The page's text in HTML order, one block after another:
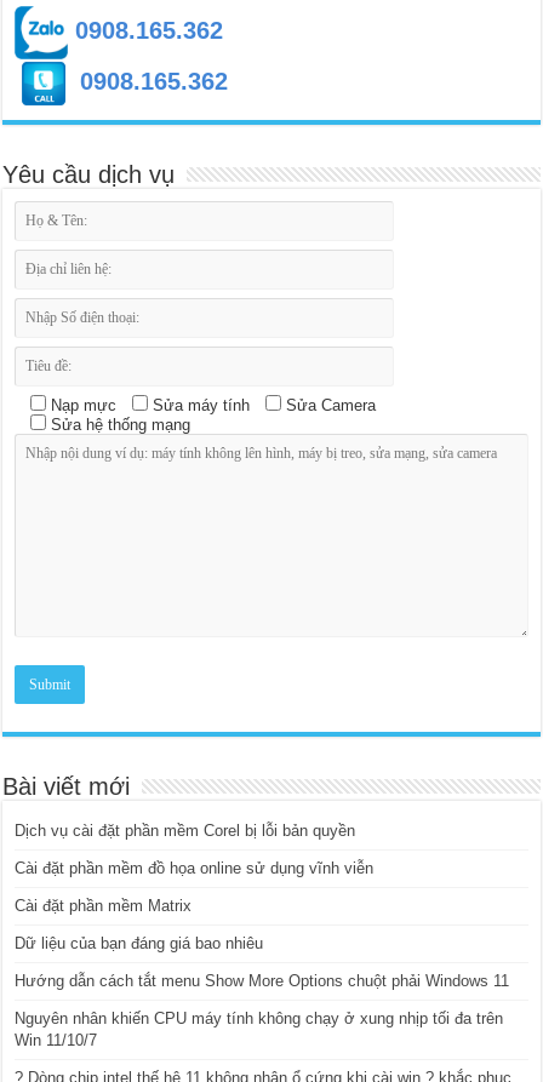
0908.165.362
0908.165.362
Yêu cầu dịch vụ
Nạp mực Sửa máy tính
Sửa Camera
Sửa hệ thống mạng
Bài viết mới
Dịch vụ cài đặt phần mềm Corel bị lỗi bản quyền
Cài đặt phần mềm đồ họa online sử dụng vĩnh viễn
Cài đặt phần mềm Matrix
Dữ liệu của bạn đáng giá bao nhiêu
Hướng dẫn cách tắt menu Show More Options chuột phải Windows 11
Nguyên nhân khiến CPU máy tính không chạy ở xung nhịp tối đa trên
Win 11/10/7
? Dòng chip intel thế hệ 11 không nhận ổ cứng khi cài win ? khắc phục